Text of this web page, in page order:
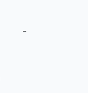
-